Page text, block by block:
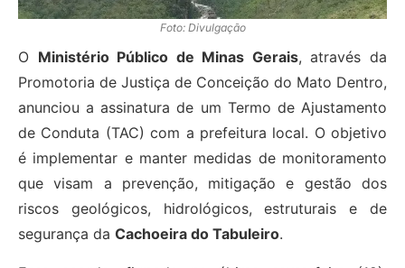
Foto: Divulgação
O Ministério Público de Minas Gerais, através da
Promotoria de Justiça de Conceição do Mato Dentro,
anunciou a assinatura de um Termo de Ajustamento
de Conduta (TAC) com a prefeitura local. O objetivo
é implementar e manter medidas de monitoramento
que visam a prevenção, mitigação e gestão dos
riscos geológicos, hidrológicos, estruturais e de
segurança da Cachoeira do Tabuleiro.